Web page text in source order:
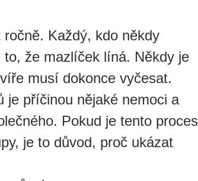
Každý, kdo někdy
že mazlíček líná. Někdy je
musí dokonce vyčesat.
je příčinou nějaké nemoci a
Pokud je tento proces
je to důvod, proč ukázat